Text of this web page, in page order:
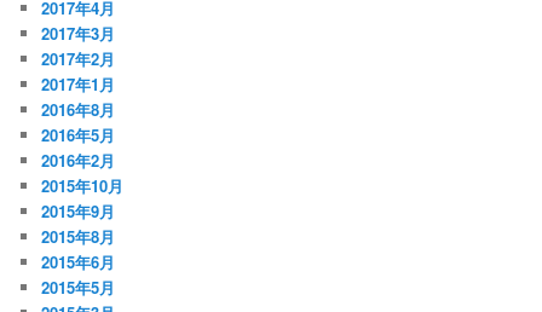
2017年4月
2017年3月
2017年2月
2017年1月
2016年8月
2016年5月
2016年2月
2015年10月
2015年9月
2015年8月
2015年6月
2015年5月